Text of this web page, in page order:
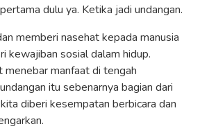
dulu ya. Ketika jadi undangan.
memberi nasehat kepada manusia
kewajiban sosial dalam hidup.
menebar manfaat di tengah
itu sebenarnya bagian dari
diberi kesempatan berbicara dan